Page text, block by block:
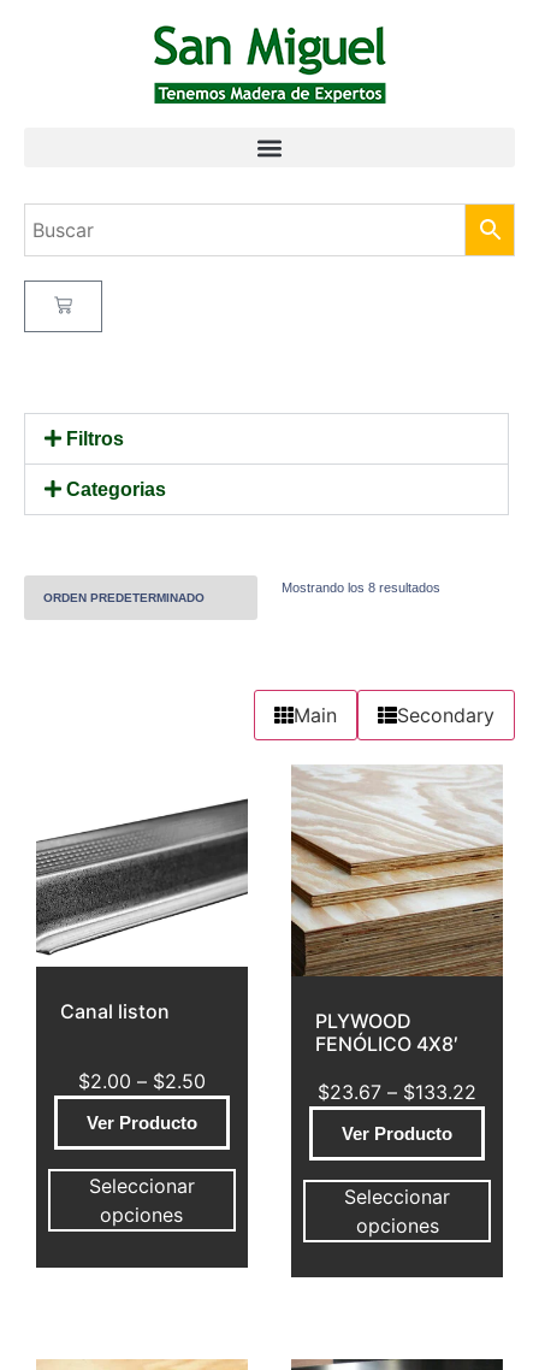
Filtros
Categorias
Mostrando los 8 resultados
Main Secondary
Canal liston
$2.00 – $2.50
Ver Producto
Seleccionar
opciones
PLYWOOD
FENÓLICO 4X8′
$23.67 – $133.22
Ver Producto
Seleccionar
opciones